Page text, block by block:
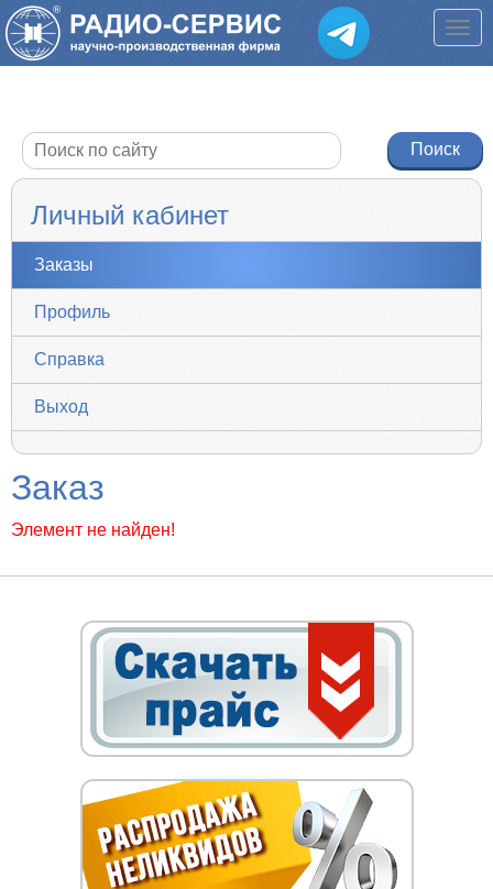
Личный кабинет
Заказы
Профиль
Справка
Выход
Заказ
Элемент не найден!